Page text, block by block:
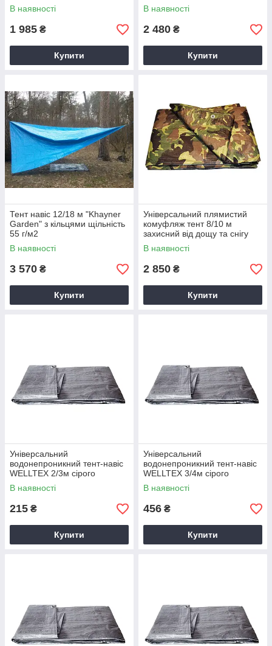
В наявності
1 985 ₴
Купити
В наявності
2 480 ₴
Купити
Тент навіс 12/18 м "Khayner
Garden" з кільцями щільність
55 г/м2
В наявності
3 570 ₴
Купити
Універсальний плямистий
комуфляж тент 8/10 м
захисний від дощу та снігу
В наявності
2 850 ₴
Купити
Універсальний
водонепроникний тент-навіс
WELLTEX 2/3м сірого
кольору
В наявності
215 ₴
Купити
Універсальний
водонепроникний тент-навіс
WELLTEX 3/4м сірого
кольору
В наявності
456 ₴
Купити